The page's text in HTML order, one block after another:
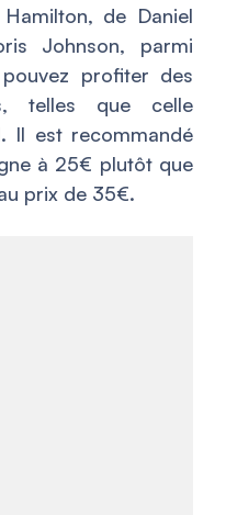
de Daniel
Johnson, parmi
profiter des
telles que celle
Il est recommandé
à 25€ plutôt que
prix de 35€.